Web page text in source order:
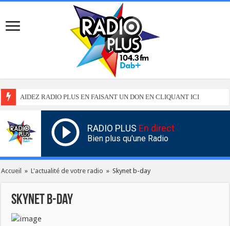
AIDEZ RADIO PLUS EN FAISANT UN DON EN CLIQUANT ICI
RADIO PLUS En direct
Bien plus qu'une Radio
Accueil » L'actualité de votre radio » Skynet b-day
Skynet b-day